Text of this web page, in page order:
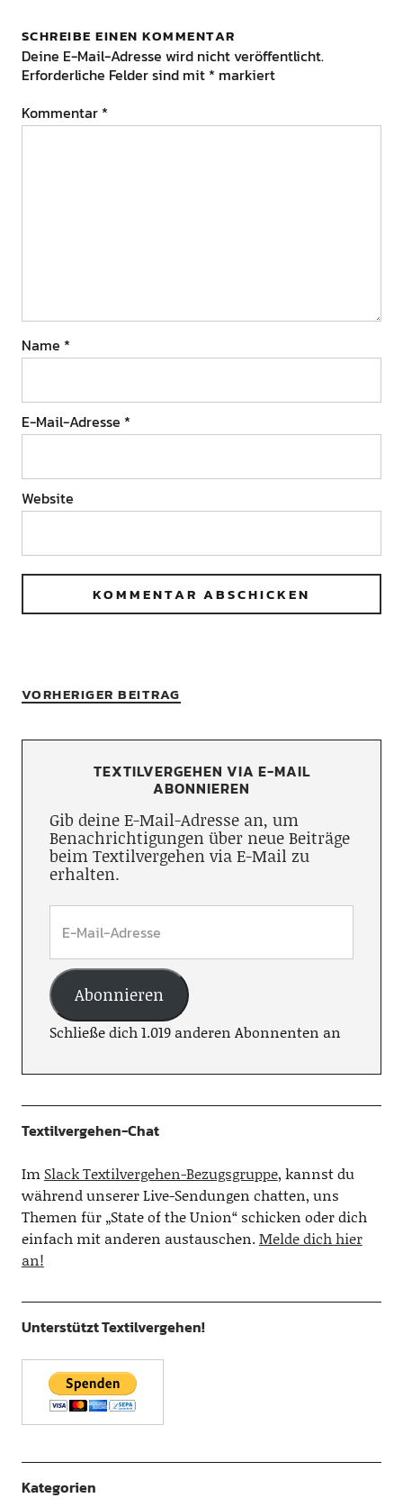
SCHREIBE EINEN KOMMENTAR
Deine E-Mail-Adresse wird nicht veröffentlicht.
Erforderliche Felder sind mit * markiert
Kommentar *
Name *
E-Mail-Adresse *
Website
VORHERIGER BEITRAG
TEXTILVERGEHEN VIA E-MAIL
ABONNIEREN
Gib deine E-Mail-Adresse an, um
Benachrichtigungen über neue Beiträge
beim Textilvergehen via E-Mail zu
erhalten.
Abonnieren
Schließe dich 1.019 anderen Abonnenten an
Textilvergehen-Chat
Im Slack Textilvergehen-Bezugsgruppe, kannst du
während unserer Live-Sendungen chatten, uns
Themen für „State of the Union“ schicken oder dich
einfach mit anderen austauschen.Melde dich hier
an!
Unterstützt Textilvergehen!
Kategorien